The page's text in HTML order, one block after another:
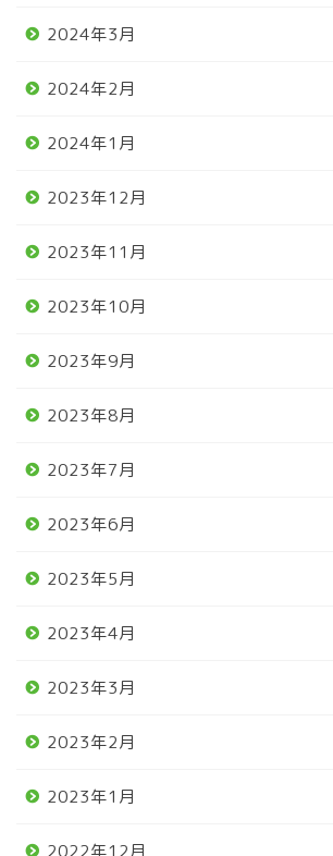
2024年3月
2024年2月
2024年1月
2023年12月
2023年11月
2023年10月
2023年9月
2023年8月
2023年7月
2023年6月
2023年5月
2023年4月
2023年3月
2023年2月
2023年1月
2022年12月